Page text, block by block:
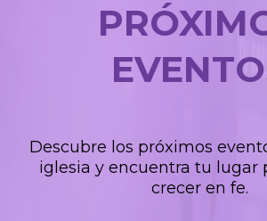
Descubre los próximos
iglesia y encuentra tu lugar
crecer en fe.